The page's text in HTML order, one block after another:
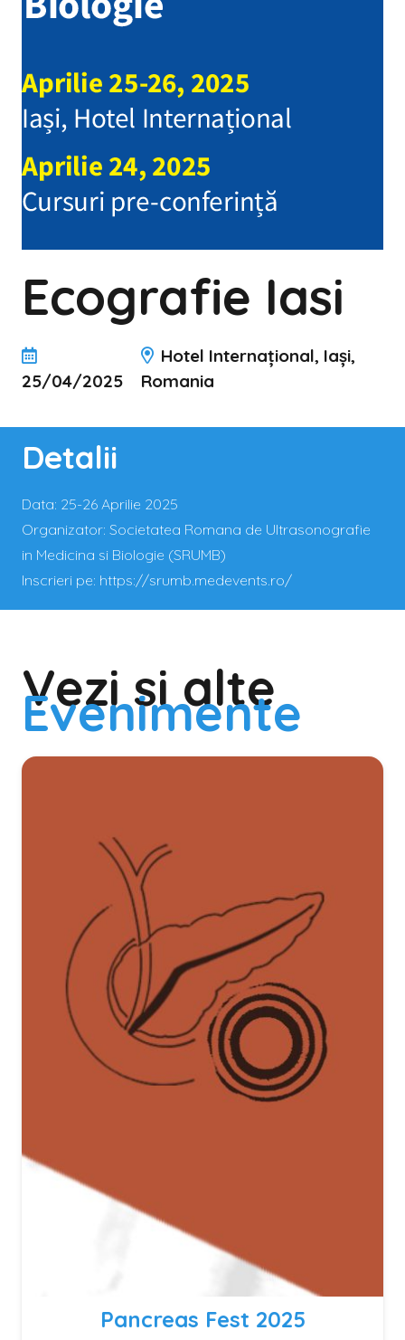
Ecografie Iasi
25/04/2025
Hotel Internațional, Iași,
Romania
Detalii
Data: 25-26 Aprilie 2025
Organizator: Societatea Romana de Ultrasonografie
in Medicina si Biologie (SRUMB)
Inscrieri pe: https://srumb.medevents.ro/
Vezi si alte
Evenimente
Pancreas Fest 2025